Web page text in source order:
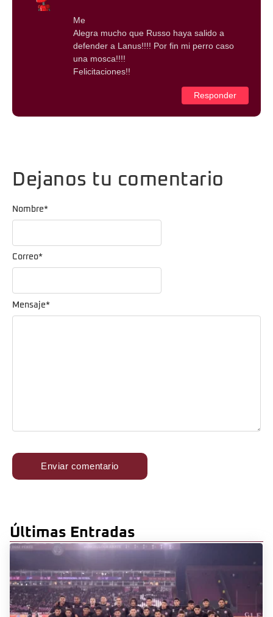
Me
Alegra mucho que Russo haya salido a
defender a Lanus!!!! Por fin mi perro caso
una mosca!!!!
Felicitaciones!!
Responder
Dejanos tu comentario
Mensaje*
Nombre*
Correo*
Últimas Entradas